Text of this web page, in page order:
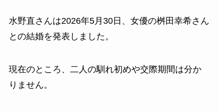
水野直さんは2026年5月30日、女優の桝田幸希さん
との結婚を発表しました。
現在のところ、二人の馴れ初めや交際期間は分か
りません。